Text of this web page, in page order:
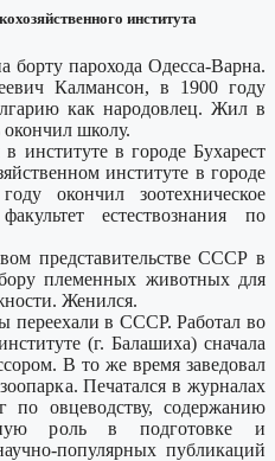
института
борту парохода Одесса-Варна.
Калмансон, в 1900 году
как народовлец. Жил в
окончил школу.
институте в городе Бухарест
институте в городе
окончил зоотехническое
естествознания по
представительстве СССР в
племенных животных для
Женился.
переехали в СССР. Работал во
(г. Балашиха) сначала
В то же время заведовал
Печатался в журналах
по овцеводству, содержанию
роль в подготовке и
популярных публикаций